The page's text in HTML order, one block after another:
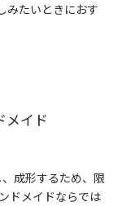
みたいときにおす
メイド
成形するため、限
ドメイドならでは